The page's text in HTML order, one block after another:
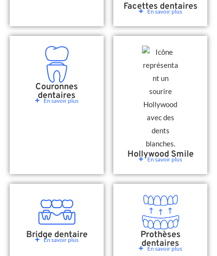
Facettes dentaires
En savoir plus
Couronnes
dentaires
En savoir plus
Hollywood Smile
En savoir plus
Bridge dentaire
En savoir plus Prothèses
dentaires
En savoir plus